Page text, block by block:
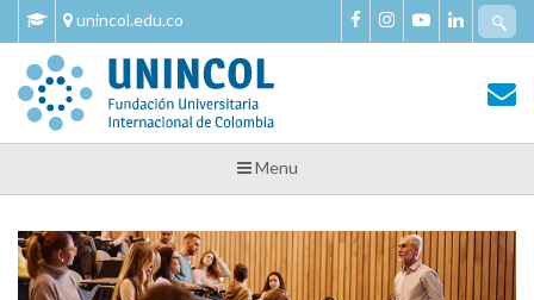
Skip
content
unincol.edu.co
Tu Salud y Bienestar
Tu Salud y Bienestar – Unincol
Menu